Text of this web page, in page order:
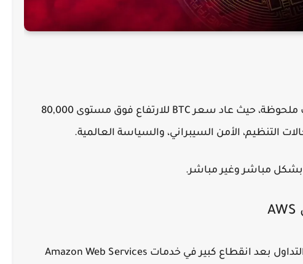
شهدت أسواق العملات الرقمية اليوم موجة تعافٍ ملحوظة، حيث عاد سعر BTC للارتفاع فوق مستوى 80,000
الأمن السيبراني، والسياسة العالمية.
بشكل مباشر وغير مباشر.
تعرضت منصة Coinbase لاضطرابات في خدمات التداول بعد انقطاع كبير في خدمات Amazon Web Services